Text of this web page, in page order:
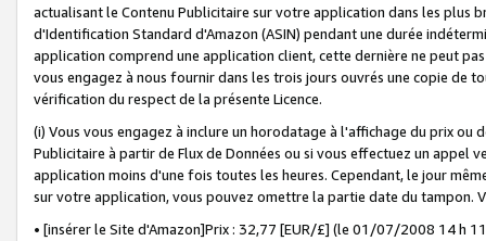
actualisant le Contenu Publicitaire sur votre application dans les plus
d'Identification Standard d'Amazon (ASIN) pendant une durée
application comprend une application client, cette dernière ne peut
vous engagez à nous fournir dans les trois jours ouvrés une copie de
vérification du respect de la présente Licence.
(i) Vous vous engagez à inclure un horodatage à l'affichage du prix
Publicitaire à partir de Flux de Données ou si vous effectuez un appel
application moins d'une fois toutes les heures. Cependant, le jour
sur votre application, vous pouvez omettre la partie date du tampon.
• [insérer le Site d'Amazon]Prix : 32,77 [EUR/£] (le 01/07/2008 14 h